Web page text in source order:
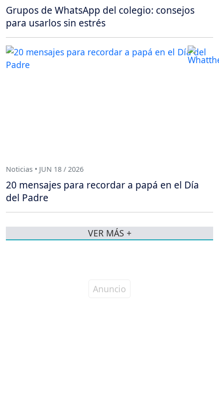
Grupos de WhatsApp del colegio: consejos
para usarlos sin estrés
Noticias • JUN 18 / 2026
20 mensajes para recordar a papá en el Día
del Padre
VER MÁS +